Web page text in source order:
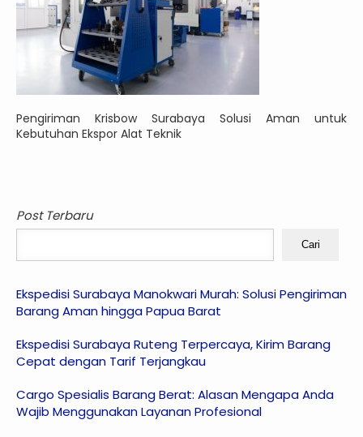
Pengiriman Krisbow Surabaya Solusi Aman untuk
Kebutuhan Ekspor Alat Teknik
Post Terbaru
Cari
Ekspedisi Surabaya Manokwari Murah: Solusi Pengiriman
Barang Aman hingga Papua Barat
Ekspedisi Surabaya Ruteng Terpercaya, Kirim Barang
Cepat dengan Tarif Terjangkau
Cargo Spesialis Barang Berat: Alasan Mengapa Anda
Wajib Menggunakan Layanan Profesional